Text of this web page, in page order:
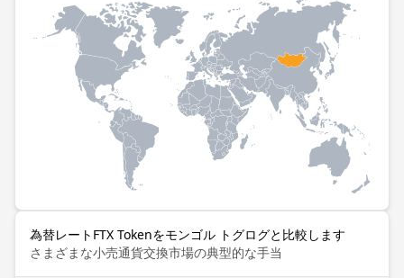
為替レートFTX Tokenをモンゴル トグログと比較します
さまざまな小売通貨交換市場の典型的な手当